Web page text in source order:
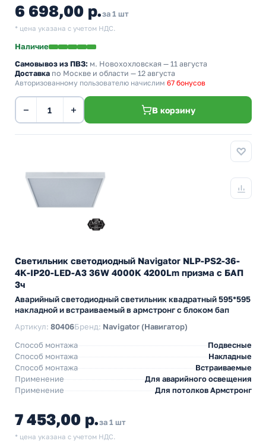
6 698,00 р.за 1 шт
* цена указана с учетом НДС.
Наличие
Самовывоз из ПВЗ: м. Новохохловская — 11 августа
Доставка по Москве и области — 12 августа
Авторизованному пользователю начислим 67 бонусов
− + В корзину
Светильник светодиодный Navigator NLP-PS2-36-
4K-IP20-LED-A3 36W 4000K 4200Lm призма с БАП
3ч
Аварийный светодиодный светильник квадратный 595*595
накладной и встраиваемый в армстронг с блоком бап
Артикул: 80406Бренд: Navigator (Навигатор)
Способ монтажа
Подвесные
Способ монтажа
Накладные
Способ монтажа
Встраиваемые
Применение
Для аварийного освещения
Применение
Для потолков Армстронг
7 453,00 р.за 1 шт
* цена указана с учетом НДС.